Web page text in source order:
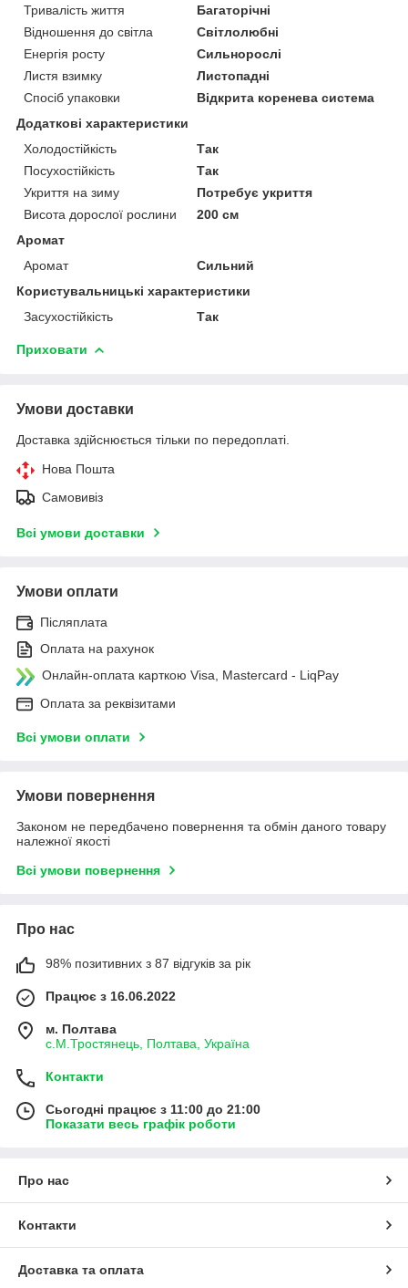
Тривалість життя
Багаторічні
Відношення до світла
Світлолюбні
Енергія росту
Сильнорослі
Листя взимку
Листопадні
Спосіб упаковки
Відкрита коренева система
Додаткові характеристики
Холодостійкість
Так
Посухостійкість
Так
Укриття на зиму
Потребує укриття
Висота дорослої рослини
200 см
Аромат
Аромат
Сильний
Користувальницькі характеристики
Засухостійкість
Так
Приховати
Умови доставки
Доставка здійснюється тільки по передоплаті.
Нова Пошта
Самовивіз
Всі умови доставки
Умови оплати
Післяплата
Оплата на рахунок
Онлайн-оплата карткою Visa, Mastercard - LiqPay
Оплата за реквізитами
Всі умови оплати
Умови повернення
Законом не передбачено повернення та обмін даного товару
належної якості
Всі умови повернення
Про нас
98% позитивних з 87 відгуків за рік
Працює з 16.06.2022
м. Полтава
с.М.Тростянець, Полтава, Україна
Контакти
Сьогодні працює з 11:00 до 21:00
Показати весь графік роботи
Про нас
Контакти
Доставка та оплата